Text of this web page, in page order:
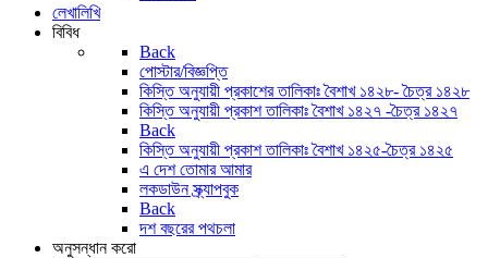
লেখালিখি
বিবিধ
Back
পোস্টার/বিজ্ঞপ্তি
কিস্তি অনুযায়ী প্রকাশের তালিকাঃ বৈশাখ ১৪২৮- চৈত্র ১৪২৮
কিস্তি অনুযায়ী প্রকাশ তালিকাঃ বৈশাখ ১৪২৭ -চৈত্র ১৪২৭
Back
কিস্তি অনুযায়ী প্রকাশ তালিকাঃ বৈশাখ ১৪২৫-চৈত্র ১৪২৫
এ দেশ তোমার আমার
লকডাউন স্ক্র্যাপবুক
Back
দশ বছরের পথচলা
অনুসন্ধান করো